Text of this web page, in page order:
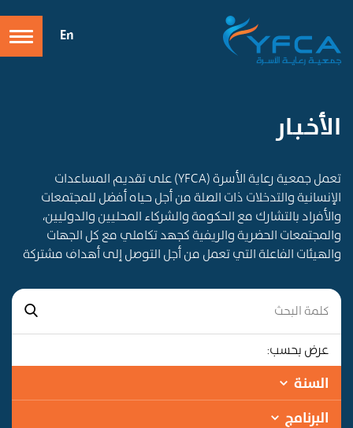
En
الأخـبـار
تعمل جمعية رعاية الأسرة (YFCA) على تقديم المساعدات
الإنسانية والتدخلات ذات الصلة من أجل حياه أفضل للمجتمعات
والأفراد بالتشارك مع الحكومة والشركاء المحليين والدوليين،
والمجتمعات الحضرية والريفية كجهد تكاملي مع كل الجهات
والهيئات الفاعلة التي تعمل من أجل التوصل إلى أهداف مشتركة
عرض بحسب:
السنة
البرنامج